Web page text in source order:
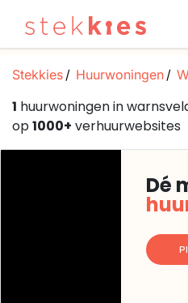
Stekkies Huurwoningen
1 huurwoningen in
op1000+ verhuurwebsites
Dé